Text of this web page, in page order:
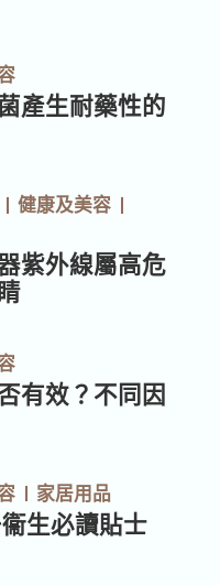
產生耐藥性的
健康及美容
紫外線屬高危
有效？不同因
家居用品
生必讀貼士